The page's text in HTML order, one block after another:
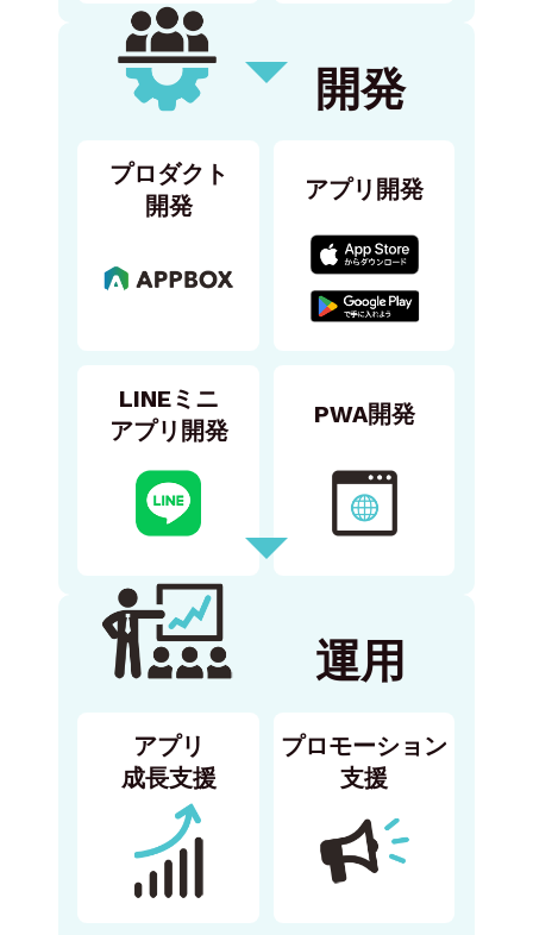
開発
プロダクト
開発
アプリ開発
LINEミニ
アプリ開発
PWA開発
運用
アプリ
成長支援
プロモーション
支援